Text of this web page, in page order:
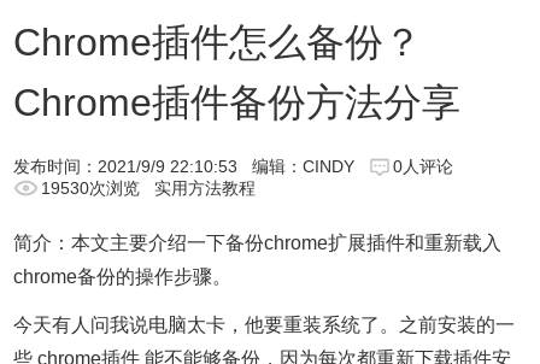
Chrome插件怎么备份？
Chrome插件备份方法分享
发布时间： 2021/9/9 22:10:53 编辑：CINDY
0人评论
19530次浏览
实用方法教程
简介：本文主要介绍一下备份chrome扩展插件和重新载入
chrome备份的操作步骤。
今天有人问我说电脑太卡，他要重装系统了。之前安装的一
些 chrome插件 能不能够备份，因为每次都重新下载插件安